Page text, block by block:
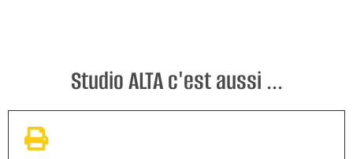
Studio ALTA c'est aussi ...